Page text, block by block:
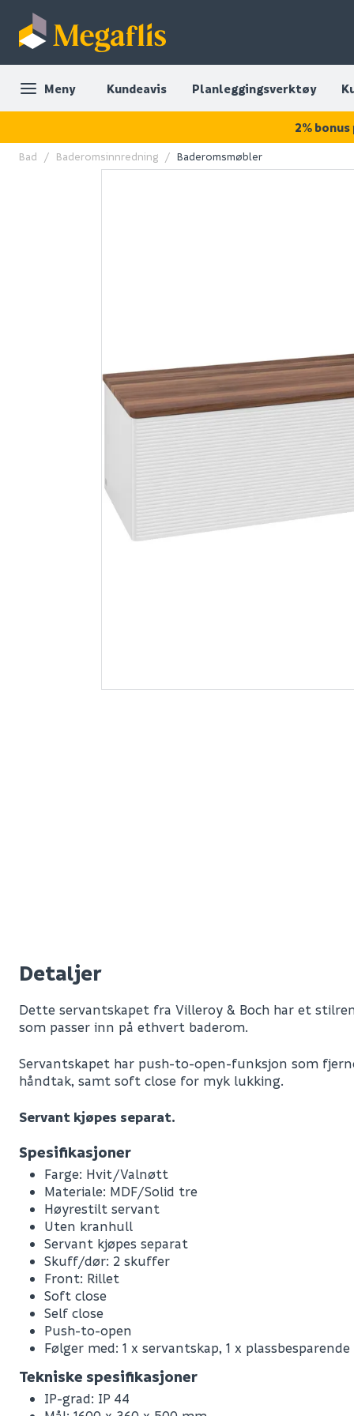
Meny Kundeavis Planleggingsverktøy
Lind spileelement eik
2390x600x19 11
spiler 13x40
1 999
Nettlager
50+ stk
Klikk & Hent
Hyper
struktur
299
Spar 400
Nettlager
Klikk & Hent
Bad Baderomsinnredning Baderomsmøbler
Detaljer
Dette servantskapet fra Villeroy & Boch har et
som passer inn på ethvert baderom.
Servantskapet har push-to-open-funksjon som
håndtak, samt soft close for myk lukking.
Servant kjøpes separat.
Spesifikasjoner
Farge: Hvit/Valnøtt
Materiale: MDF/Solid tre
Høyrestilt servant
Uten kranhull
Servant kjøpes separat
Skuff/dør: 2 skuffer
Front: Rillet
Soft close
Self close
Push-to-open
Følger med: 1 x servantskap, 1 x
Tekniske spesifikasjoner
IP-grad: IP 44
Leverandørens varenummer
Nobb No
2%